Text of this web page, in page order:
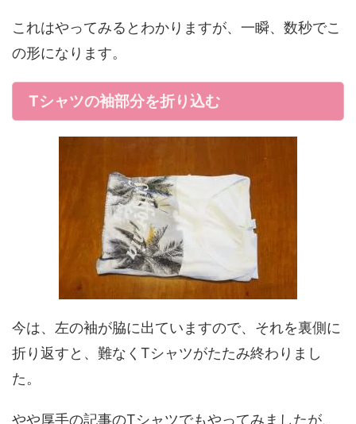
これはやってみるとわかりますが、一瞬、数秒でこ
の形になります。
Tシャツの袖部分を折り込む
今は、左の袖が脇に出ていますので、それを裏側に
折り返すと、難なくTシャツがたたみ終わりまし
た。
やや厚手の記事のTシャツでもやってみましたが、